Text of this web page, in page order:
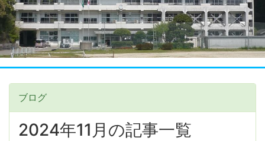
ブログ
2024年11月の記事一覧